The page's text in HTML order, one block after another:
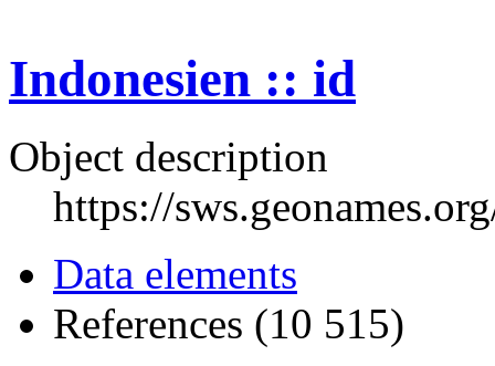
Indonesien :: id
Object description
https://
Data elements
References (10 515)